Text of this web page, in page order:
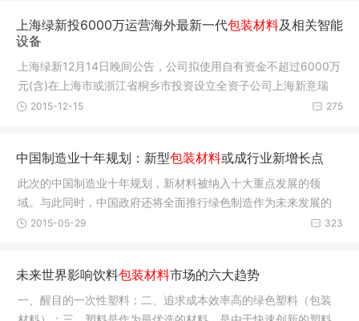
上海绿新投6000万运营海外最新一代包装材料及相关智能
设备
上海绿新12月14日晚间公告，公司拟使用自有资金不超过6000万
元(含)在上海市或浙江省桐乡市投资设立全资子公司上海新意瑞
275
2015-12-15
中国制造业十年规划：新型包装材料或成行业新增长点
此次的中国制造业十年规划，新材料被纳入十大重点发展的领
域。与此同时，中国政府还将全面推行绿色制造作为未来发展的
九大战略任
323
2015-05-29
未来世界影响饮料包装材料市场的六大趋势
一、醒目的一次性塑料；二、追求成本效率高的绿色塑料（包装